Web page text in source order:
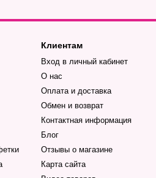
Клиентам
Вход в личный кабинет
О нас
Оплата и доставка
Обмен и возврат
Контактная информация
Блог
Отзывы о магазине
Карта сайта